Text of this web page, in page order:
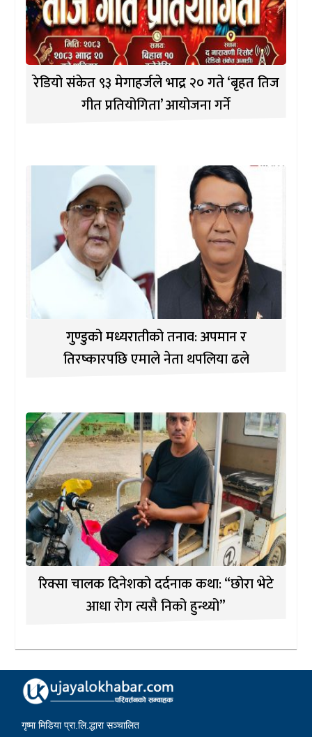
रेडियो संकेत ९३ मेगाहर्जले भाद्र २० गते ‘बृहत तिज
गीत प्रतियोगिता’ आयोजना गर्ने
गुण्डुको मध्यरातीको तनाव: अपमान र
तिरष्कारपछि एमाले नेता थपलिया ढले
रिक्सा चालक दिनेशको दर्दनाक कथा: “छोरा भेटे
आधा रोग त्यसै निको हुन्थ्यो”
गृष्मा मिडिया प्रा.लि.द्धारा सञ्चालित